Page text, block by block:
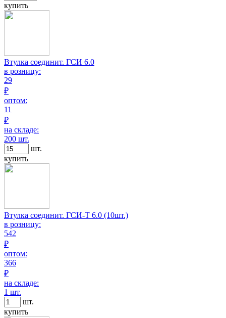
купить
Втулка соединит. ГСИ 6.0
в розницу:
29
₽
оптом:
11
₽
на складе:
200 шт.
шт.
купить
Втулка соединит. ГСИ-Т 6.0 (10шт.)
в розницу:
542
₽
оптом:
366
₽
на складе:
1 шт.
шт.
купить